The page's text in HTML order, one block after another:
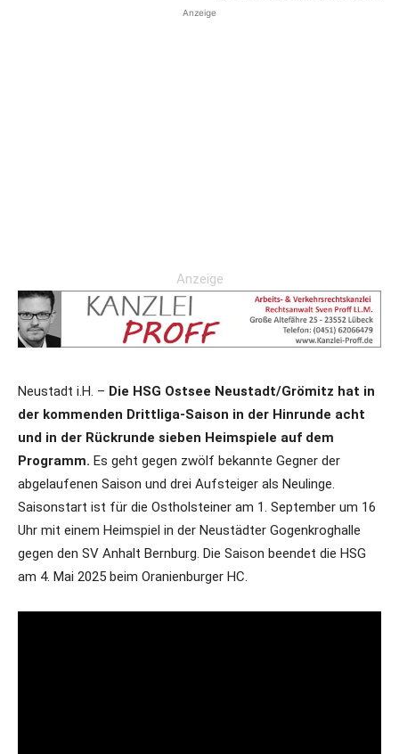
Anzeige
Anzeige
Neustadt i.H. – Die HSG Ostsee Neustadt/Grömitz hat in
der kommenden Drittliga-Saison in der Hinrunde acht
und in der Rückrunde sieben Heimspiele auf dem
Programm. Es geht gegen zwölf bekannte Gegner der
abgelaufenen Saison und drei Aufsteiger als Neulinge.
Saisonstart ist für die Ostholsteiner am 1. September um 16
Uhr mit einem Heimspiel in der Neustädter Gogenkroghalle
gegen den SV Anhalt Bernburg. Die Saison beendet die HSG
am 4. Mai 2025 beim Oranienburger HC.